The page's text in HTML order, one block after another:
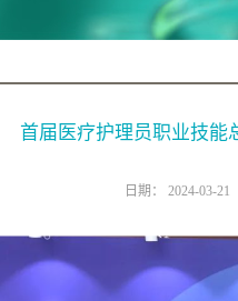
首届医疗护理员职业技能
日期： 2024-03-21